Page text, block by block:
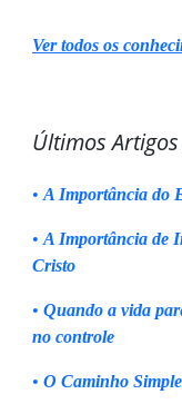
Ver todos os
Últimos
• A Importância do
• A Importância de
Cristo
• Quando a vida
no controle
• O Caminho